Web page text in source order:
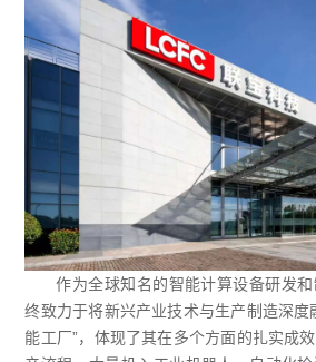
作为全球知名的智能计算设备研发
终致力于将新兴产业技术与生产制造深度
能工厂”，体现了其在多个方面的扎实成